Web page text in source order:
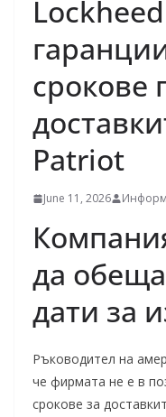
срокове
Patriot
June 11, 2026
да
дати за
Ръководител на
че фирмата не е в
срокове за